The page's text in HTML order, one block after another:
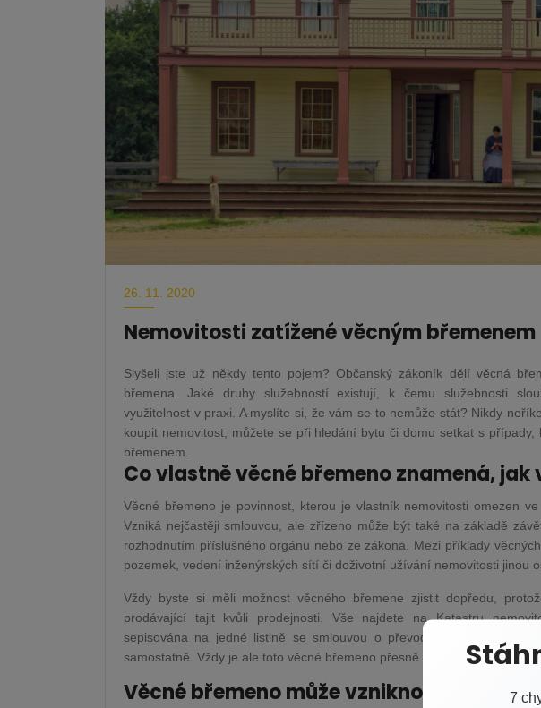
26. 11. 2020
Nemovitosti zatížené věcným břemenem
Slyšeli jste už někdy tento pojem? Občanský zákoník dělí věcná
břemena. Jaké druhy služebností existují, k čemu služebnosti
využitelnost v praxi. A myslíte si, že vám se to nemůže stát? Nikdy
koupit nemovitost, můžete se při hledání bytu či domu setkat s případy,
břemenem.
Co vlastně věcné břemeno znamená, jak
Věcné břemeno je povinnost, kterou je vlastník nemovitosti omezen
Vzniká nejčastěji smlouvou, ale zřízeno může být také na základě
rozhodnutím příslušného orgánu nebo ze zákona. Mezi příklady
pozemek, vedení inženýrských sítí či doživotní užívání nemovitosti jinou
Vždy byste si měli možnost věcného břemene zjistit dopředu,
prodávající tajit kvůli prodejnosti. Vše najdete na Katastru
sepisována na jedné listině se smlouvou o převodu nemovitosti, ale
samostatně. Vždy je ale toto věcné břemeno přesně definované.
Věcné břemeno může vzniknout: 7